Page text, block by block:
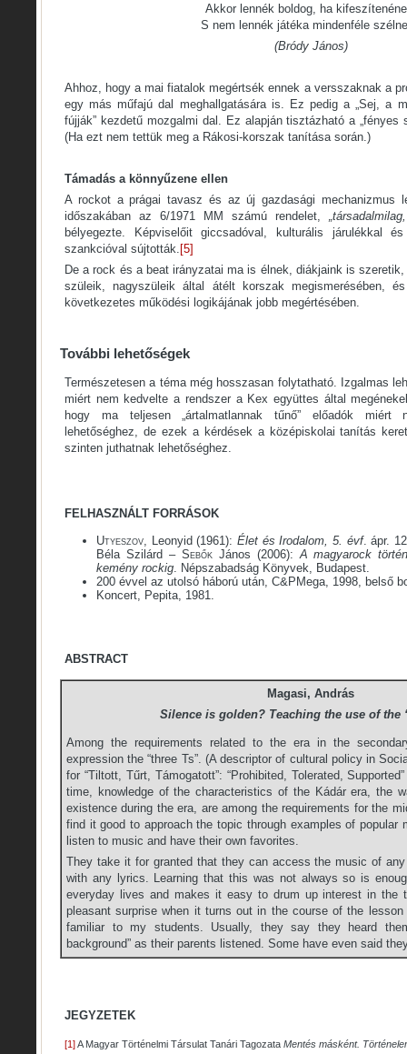
Akkor lennék boldog, ha
S nem lennék játéka mindenféle
(Bródy János)
Ahhoz, hogy a mai fiatalok megértsék ennek a versszaknak a
egy más műfajú dal meghallgatására is. Ez pedig a „Sej, a
fújják” kezdetű mozgalmi dal. Ez alapján tisztázható a „fényes
(Ha ezt nem tettük meg a Rákosi-korszak tanítása során.)
Támadás a könnyűzene ellen
A rockot a prágai tavasz és az új gazdasági mechanizmus
időszakában az 6/1971 MM számú rendelet,
bélyegezte. Képviselőit giccsadóval, kulturális járulékkal
szankcióval sújtották. [5]
De a rock és a beat irányzatai ma is élnek, diákjaink is
szüleik, nagyszüleik által átélt korszak megismerésében,
következetes működési logikájának jobb megértésében.
További lehetőségek
Természetesen a téma még hosszasan folytatható. Izgalmas
miért nem kedvelte a rendszer a Kex együttes által
hogy ma teljesen „ártalmatlannak tűnő” előadók miért
lehetőséghez, de ezek a kérdések a középiskolai tanítás
szinten juthatnak lehetőséghez.
FELHASZNÁLT FORRÁSOK
Utyeszov, Leonyid (1961): Élet és Irodalom, 5. évf. ápr.
Béla Szilárd – SebőkJános (2006):A magyarock
kemény rockig. Népszabadság Könyvek, Budapest.
200 évvel az utolsó háború után, C&PMega, 1998, belső
Koncert, Pepita, 1981.
ABSTRACT
Magasi, András
Silence is golden? Teaching the use of the
Among the requirements related to the era in the
expression the “three Ts”. (A descriptor of cultural policy in
for “Tiltott, Tűrt, Támogatott”: “Prohibited, Tolerated,
time, knowledge of the characteristics of the Kádár era, the
existence during the era, are among the requirements for the
find it good to approach the topic through examples of popular
listen to music and have their own favorites.
They take it for granted that they can access the music of
with any lyrics. Learning that this was not always so is
everyday lives and makes it easy to drum up interest in the
pleasant surprise when it turns out in the course of the
familiar to my students. Usually, they say they heard
background” as their parents listened. Some have even said
JEGYZETEK
[1] A Magyar Történelmi Társulat Tanári Tagozata Mentés másként.